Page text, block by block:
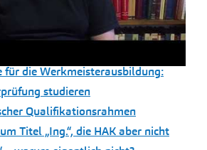
geprüft“ für
für die Werkmeisterausbildung:
studieren
Qualifikationsrahmen
Titel „Ing.“, die HAK aber nicht